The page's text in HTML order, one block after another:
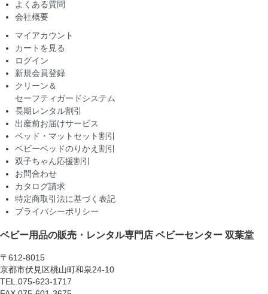
よくある質問
会社概要
マイアカウント
カートを見る
ログイン
新規会員登録
クリーン＆
セーフティガードシステム
長期レンタル割引
出産前お届けサービス
ベッド・マットセット割引
ベビーベッドのりかえ割引
双子ちゃん応援割引
お問合わせ
カタログ請求
特定商取引法に基づく表記
プライバシーポリシー
ベビー用品の販売・レンタル専門店 ベビーセンター 双葉堂
〒612-8015
京都市伏見区桃山町和泉24-10
TEL.075-623-1717